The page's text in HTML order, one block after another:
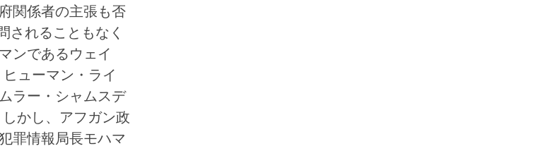
関係者の主張も否
されることもなく
ンであるウェイ
ヒューマン・ライ
ラー・シャムスデ
かし、アフガン政
罪情報局長モハマ